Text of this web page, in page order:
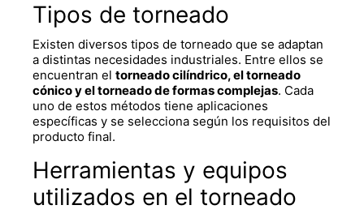
Tipos de torneado
Existen diversos tipos de torneado que se adaptan
a distintas necesidades industriales. Entre ellos se
encuentran el torneado cilíndrico, el torneado
cónico y el torneado de formas complejas. Cada
uno de estos métodos tiene aplicaciones
específicas y se selecciona según los requisitos del
producto final.
Herramientas y equipos
utilizados en el torneado